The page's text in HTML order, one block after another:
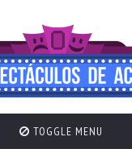
TOGGLE MENU